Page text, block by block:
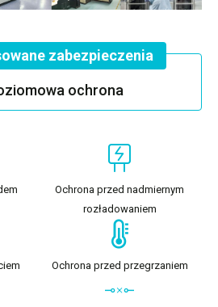
zabezpieczenia
ochrona
Ochrona przed nadmiernym
rozładowaniem
Ochrona przed przegrzaniem